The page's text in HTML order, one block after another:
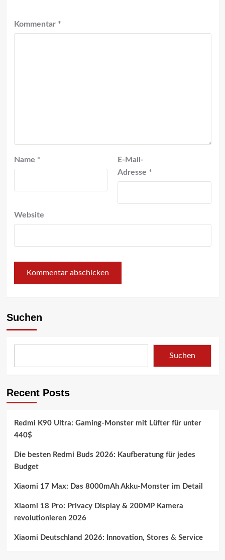
Kommentar *
Name *
E-Mail-
Adresse *
Website
Suchen
Suchen
Recent Posts
Redmi K90 Ultra: Gaming-Monster mit Lüfter für unter
440$
Die besten Redmi Buds 2026: Kaufberatung für jedes
Budget
Xiaomi 17 Max: Das 8000mAh Akku-Monster im Detail
Xiaomi 18 Pro: Privacy Display & 200MP Kamera
revolutionieren 2026
Xiaomi Deutschland 2026: Innovation, Stores & Service